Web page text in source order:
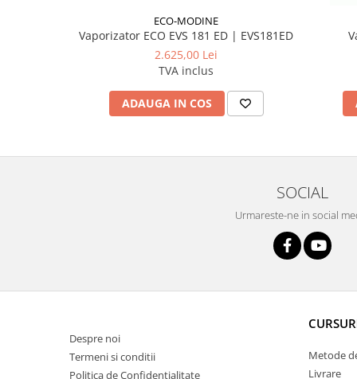
ECO-MODINE
Vaporizator ECO EVS 181 ED | EVS181ED
2.625,00 Lei
TVA inclus
ADAUGA IN COS
SOCIAL
Urmareste-ne in social
Despre noi
Termeni si conditii
Politica de Confidentialitate
Metode
Livrare